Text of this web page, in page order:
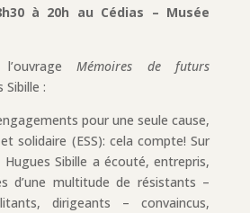
à 20h au Cédias – Musée
l’ouvrageMémoires de futurs
Sibille :
pour une seule cause,
solidaire (ESS): cela compte! Sur
Hugues Sibille a écouté, entrepris,
d’une multitude de résistants –
dirigeants – convaincus,